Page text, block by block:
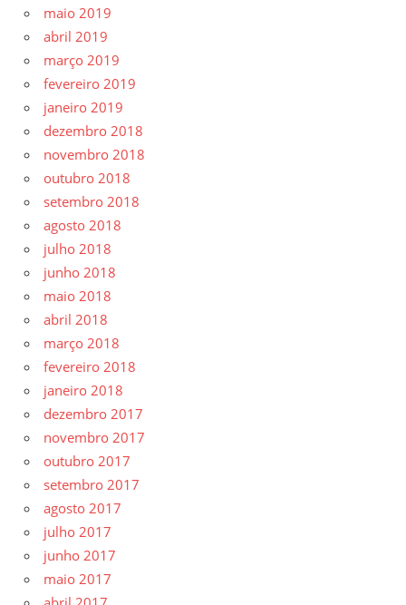
maio 2019
abril 2019
março 2019
fevereiro 2019
janeiro 2019
dezembro 2018
novembro 2018
outubro 2018
setembro 2018
agosto 2018
julho 2018
junho 2018
maio 2018
abril 2018
março 2018
fevereiro 2018
janeiro 2018
dezembro 2017
novembro 2017
outubro 2017
setembro 2017
agosto 2017
julho 2017
junho 2017
maio 2017